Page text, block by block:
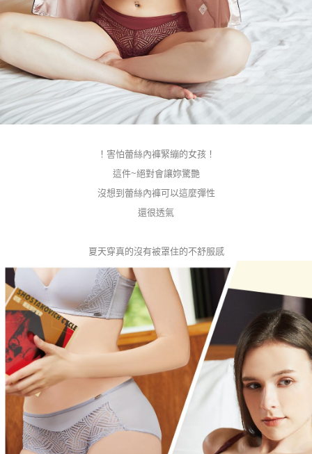
！害怕蕾絲內褲緊繃的女孩！
這件~絕對會讓妳驚艷
沒想到蕾絲內褲可以這麼彈性
還很透氣
夏天穿真的沒有被罩住的不舒服感